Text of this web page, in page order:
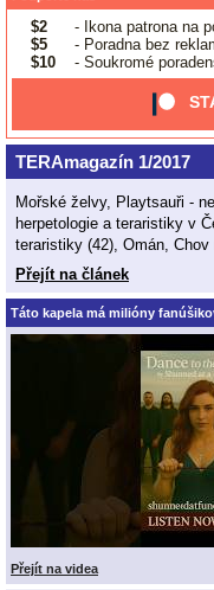
$2
- Ikona patrona na
$5
- Poradna bez
$10
- Soukromé
TERAmagazín 1/2017
Mořské želvy, Playtsauři -
herpetologie a teraristiky v
teraristiky (42), Omán,
Přejít na článek
Táto kapela má milióny
Přejít na videa